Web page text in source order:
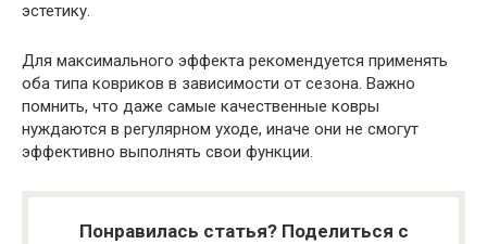
эстетику.
Для максимального эффекта рекомендуется применять
оба типа ковриков в зависимости от сезона. Важно
помнить, что даже самые качественные ковры
нуждаются в регулярном уходе, иначе они не смогут
эффективно выполнять свои функции.
Понравилась статья? Поделиться с